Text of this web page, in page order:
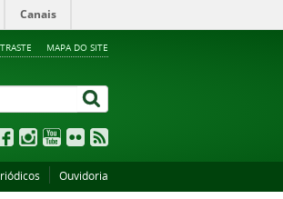
Canais
MAPA DO SITE
Ouvidoria